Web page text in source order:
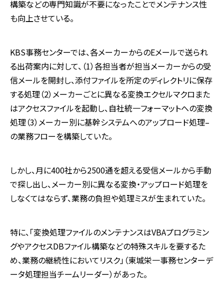
構築などの専門知識が不要になったことでメンテナンス性
も向上させている。
KBS事務センターでは、各メーカーからのEメールで送られ
る出荷案内に対して、（1）各担当者が担当メーカーからの受
信メールを開封し、添付ファイルを所定のディレクトリに保存
する処理（2）メーカーごとに異なる変換エクセルマクロまた
はアクセスファイルを起動し、自社統一フォーマットへの変換
処理（3）メーカー別に基幹システムへのアップロード処理–
の業務フローを構築していた。
しかし、月に400社から2500通を超える受信メールから手動
で探し出し、メーカー別に異なる変換・アップロード処理を
しなくてはならず、業務の負担や処理ミスが生まれていた。
特に、「変換処理ファイルのメンテナンスはVBAプログラミン
グやアクセスDBファイル構築などの特殊スキルを要するた
め、業務の継続性においてリスク」（東城栄一事務センターデ
ータ処理担当チームリーダー）があった。